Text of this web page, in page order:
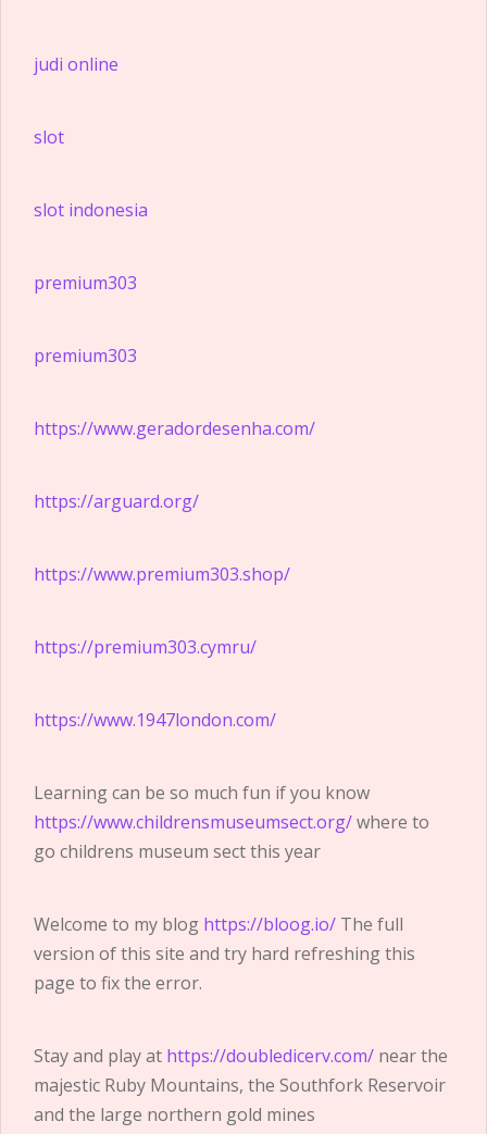
judi online
slot
slot indonesia
premium303
premium303
https://www.geradordesenha.com/
https://arguard.org/
https://www.premium303.shop/
https://premium303.cymru/
https://www.1947london.com/
Learning can be so much fun if you know
https://www.childrensmuseumsect.org/where to
go childrens museum sect this year
Welcome to my blog https://bloog.io/ The full
version of this site and try hard refreshing this
page to fix the error.
Stay and play at https://doubledicerv.com/ near the
majestic Ruby Mountains, the Southfork Reservoir
and the large northern gold mines